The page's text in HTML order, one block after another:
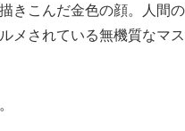
きこんだ金色の顔。人間の
メされている無機質なマス